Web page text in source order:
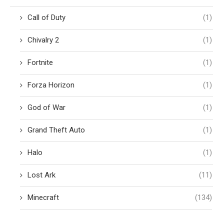
Call of Duty (1)
Chivalry 2 (1)
Fortnite (1)
Forza Horizon (1)
God of War (1)
Grand Theft Auto (1)
Halo (1)
Lost Ark (11)
Minecraft (134)